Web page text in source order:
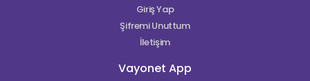
Giriş Yap
Şifremi Unuttum
İletişim
Vayonet App